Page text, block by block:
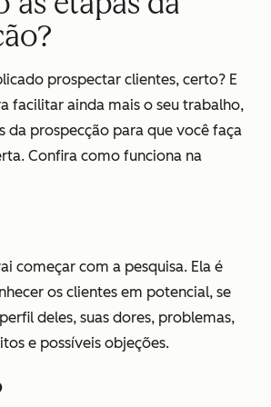
prospectar clientes, certo? E
facilitar ainda mais o seu trabalho,
da prospecção para que você faça
Confira como funciona na
começar com a pesquisa. Ela é
os clientes em potencial, se
deles, suas dores, problemas,
e possíveis objeções.